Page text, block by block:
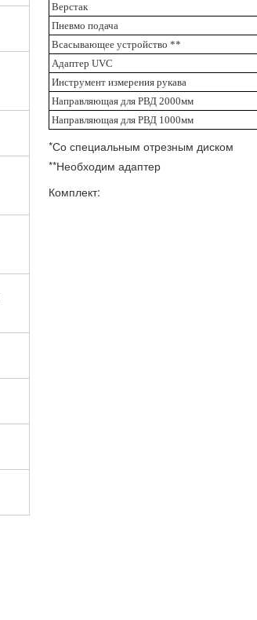
Верстак
Пневмо подача
Всасывающее устройство **
Адаптер UVC
Инструмент измерения рукава
Направляющая для РВД 2000мм
Направляющая для РВД 1000мм
​*Со специальным отрезным диском
**Необходим адаптер
Комплект: